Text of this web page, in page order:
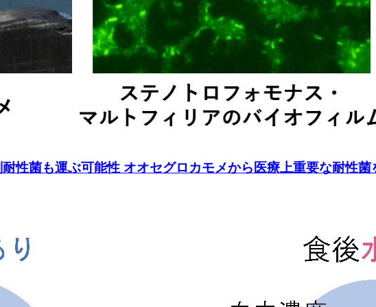
耐性菌も運ぶ可能性 オオセグロカモメから医療上重要な耐性菌